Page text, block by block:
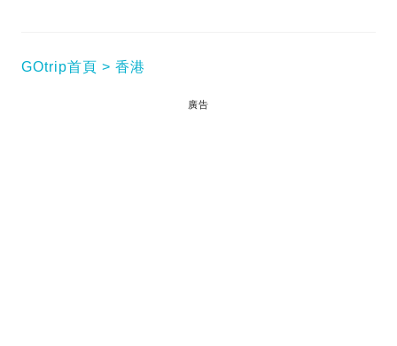
GOtrip首頁 香港
廣告